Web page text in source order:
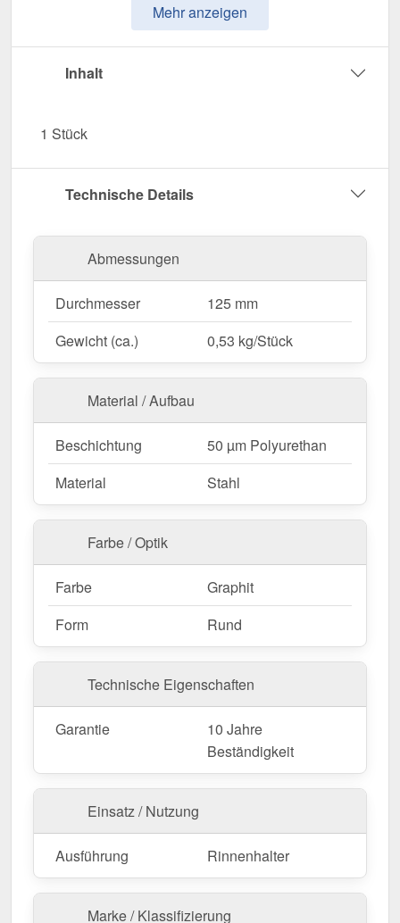
Dimension mit 125 mm Durchmesser.
Einfache Montage– Passgenau für Plastal
Stahl Dachrinnen.
Umwelteinflüsse.
langlebige & stabile Rinnenmontage!
Mehr anzeigen
Inhalt
1 Stück
Technische Details
Abmessungen
Durchmesser
125 mm
Gewicht (ca.)
0,53 kg/Stück
Material / Aufbau
Beschichtung
50 µm Polyurethan
Material
Stahl
Farbe / Optik
Farbe
Graphit
Form
Rund
Technische Eigenschaften
Garantie
10 Jahre
Beständigkeit
Einsatz / Nutzung
Ausführung Rinnenhalter
Marke / Klassifizierung